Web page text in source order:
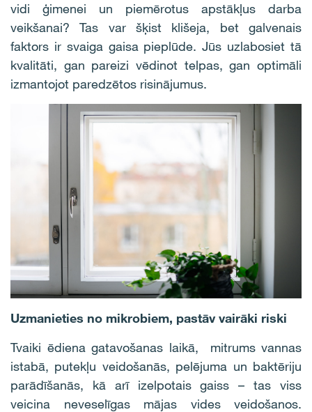
vidi ģimenei un piemērotus apstākļus darba
veikšanai? Tas var šķist klišeja, bet galvenais
faktors ir svaiga gaisa pieplūde. Jūs uzlabosiet tā
kvalitāti, gan pareizi vēdinot telpas, gan optimāli
izmantojot paredzētos risinājumus.
Uzmanieties no mikrobiem, pastāv vairāki riski
Tvaiki ēdiena gatavošanas laikā, mitrums vannas
istabā, putekļu veidošanās, pelējuma un baktēriju
parādīšanās, kā arī izelpotais gaiss – tas viss
veicina neveselīgas mājas vides veidošanos.